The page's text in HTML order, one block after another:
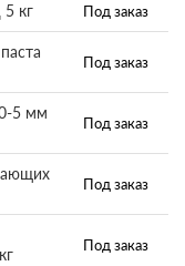
5 кг Под заказ
Под заказ
5 мм
Под заказ
Под заказ
Под заказ